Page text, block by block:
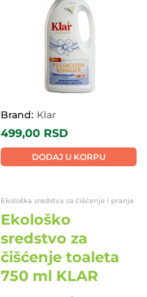
Brand: Klar
499,00 RSD
DODAJ U KORPU
Ekološka sredstva za čišćenje i pranje
Ekološko
sredstvo za
čišćenje toaleta
750 ml KLAR